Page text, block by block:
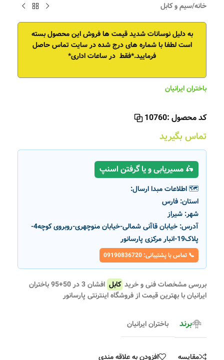
خانه/سیم و کابل
به دلیل نوسانات شدید قیمت ها فروش این محصول بسته
است لطفا با شماره های درج شده در سایت تماس حاصل
فرمایید.*فقط در ساعات اداری*
باختران ایرانیان
کد محصول :10760
تماس بگیرید
🛵 مسیریابی و یا گرفتن اسنپ
🗺️ اطلاعات مبدا ارسال:
استان: فارس
شهر: شیراز
آدرس:
خیابان قاآنی شمالی-خیابان منوچهری-روبروی کوچه4-
پلاک19-انبار مرکزی پارسانور
📞 تماس با پشتیبانی: 09190836720
بررسی مشخصات فنی و خرید کابل
افشان 3 در 50+95 باختران
ایرانیان با بهترین قیمت از فروشگاه اینترنتی پارسانور
برند باختران ایرانیان
مقایسه افزودن به علاقه مندی